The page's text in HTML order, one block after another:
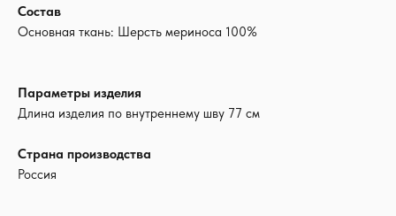
Состав
Основная ткань: Шерсть мериноса 100%
Параметры изделия
Длина изделия по внутреннему шву 77 см
Страна производства
Россия